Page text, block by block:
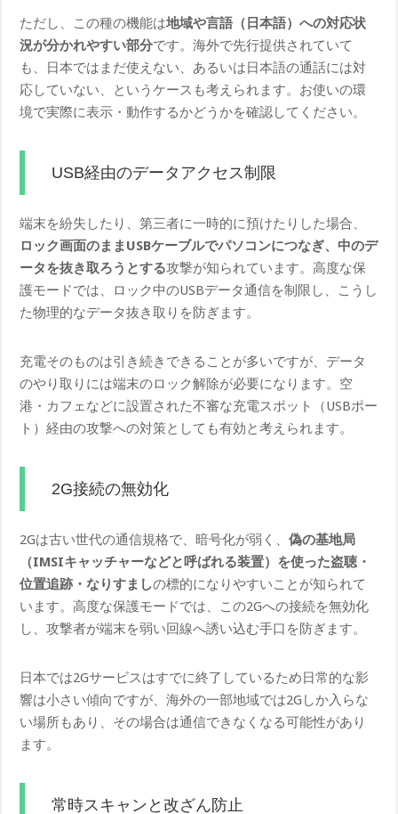
ただし、この種の機能は地域や言語（日本語）への対応状
況が分かれやすい部分です。海外で先行提供されていて
も、日本ではまだ使えない、あるいは日本語の通話には対
応していない、というケースも考えられます。お使いの環
境で実際に表示・動作するかどうかを確認してください。
USB経由のデータアクセス制限
端末を紛失したり、第三者に一時的に預けたりした場合、
ロック画面のままUSBケーブルでパソコンにつなぎ、中のデ
ータを抜き取ろうとする攻撃が知られています。高度な保
護モードでは、ロック中のUSBデータ通信を制限し、こうし
た物理的なデータ抜き取りを防ぎます。
充電そのものは引き続きできることが多いですが、データ
のやり取りには端末のロック解除が必要になります。空
港・カフェなどに設置された不審な充電スポット（USBポー
ト）経由の攻撃への対策としても有効と考えられます。
2G接続の無効化
2Gは古い世代の通信規格で、暗号化が弱く、偽の基地局
（IMSIキャッチャーなどと呼ばれる装置）を使った盗聴・
位置追跡・なりすましの標的になりやすいことが知られて
います。高度な保護モードでは、この2Gへの接続を無効化
し、攻撃者が端末を弱い回線へ誘い込む手口を防ぎます。
日本では2Gサービスはすでに終了しているため日常的な影
響は小さい傾向ですが、海外の一部地域では2Gしか入らな
い場所もあり、その場合は通信できなくなる可能性があり
ます。
常時スキャンと改ざん防止